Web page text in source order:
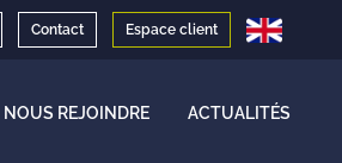
Contact Espace client
NOUS REJOINDRE ACTUALITÉS